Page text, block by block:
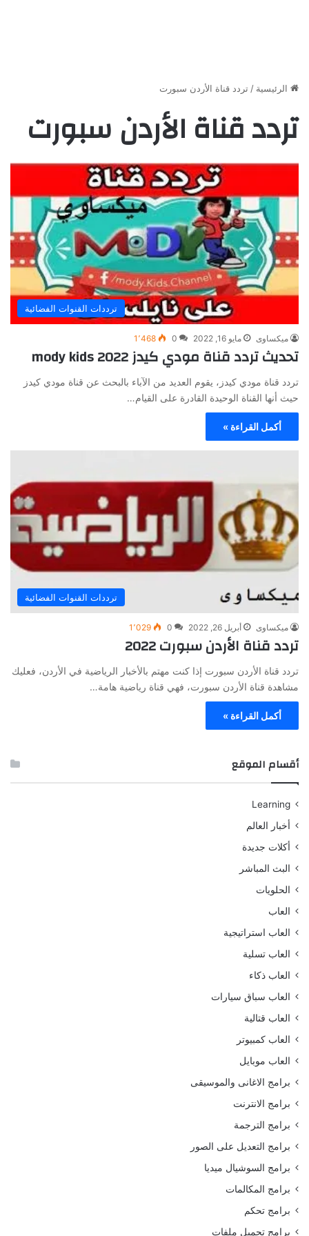
الرئيسية / تردد قناة الأردن سبورت
تردد قناة الأردن سبورت
ترددات القنوات الفضائية
ميكساوى مايو 16, 2022 0 1٬468
تحديث تردد قناة مودي كيدز mody kids 2022
تردد قناة مودي كيدز، يقوم العديد من الآباء بالبحث عن قناة مودي كيدز
حيث أنها القناة الوحيدة القادرة على القيام…
أكمل القراءة »
ترددات القنوات الفضائية
ميكساوى أبريل 26, 2022 0 1٬029
تردد قناة الأردن سبورت 2022
تردد قناة الأردن سبورت إذا كنت مهتم بالأخبار الرياضية في الأردن، فعليك
مشاهدة قناة الأردن سبورت، فهي قناة رياضية هامة…
أكمل القراءة »
أقسام الموقع
Learning
أخبار العالم
أكلات جديدة
البث المباشر
الحلويات
العاب
العاب استراتيجية
العاب تسلية
العاب ذكاء
العاب سباق سيارات
العاب قتالية
العاب كمبيوتر
العاب موبايل
برامج الاغانى والموسيقى
برامج الانترنت
برامج الترجمة
برامج التعديل على الصور
برامج السوشيال ميديا
برامج المكالمات
برامج تحكم
برامج تحميل ملفات